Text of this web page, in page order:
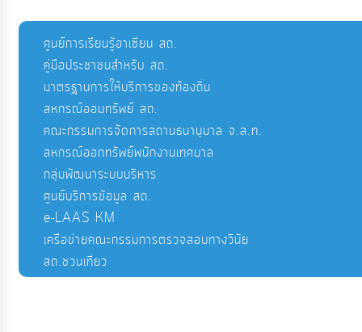
ศูนย์การเรียนรู้อาเซียน สถ.
คู่มือประชาชนสำหรับ สถ.
มาตรฐานการให้บริการของท้องถิ่น
สหกรณ์ออมทรัพย์ สถ.
คณะกรรมการจัดการสถานธนานุบาล จ.ส.ท.
สหกรณ์ออกทรัพย์พนักงานเทศบาล
กลุ่มพัฒนาระบบบริหาร
ศูนย์บริการข้อมูล สถ.
e-LAAS KM
เครือข่ายคณะกรรมการตรวจสอบทางวินัย
สถ.ชวนเที่ยว